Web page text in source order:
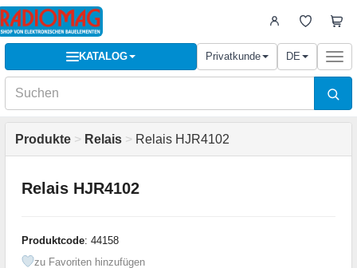
KATALOG Privatkunde DE
Produkte > Relais > Relais HJR4102
Relais HJR4102
Produktcode: 44158
zu Favoriten hinzufügen